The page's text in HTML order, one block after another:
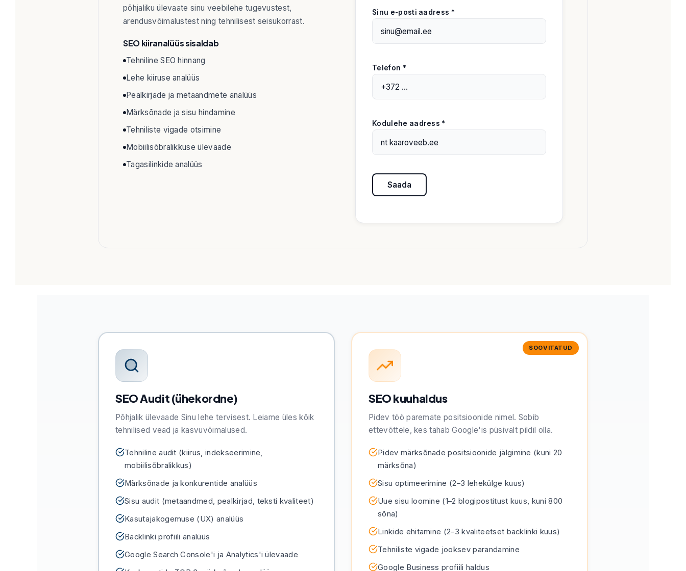
põhjaliku ülevaate sinu veebilehe tugevustest,
arendusvõimalustest ning tehnilisest seisukorrast.
SEO kiiranalüüs sisaldab
Tehniline SEO hinnang
Lehe kiiruse analüüs
Pealkirjade ja metaandmete analüüs
Märksõnade ja sisu hindamine
Tehniliste vigade otsimine
Mobiilisõbralikkuse ülevaade
Tagasilinkide analüüs
Sinu e-posti aadress *
Telefon *
Kodulehe aadress *
SEO Audit (ühekordne)
Põhjalik ülevaade Sinu lehe tervisest. Leiame üles kõik
tehnilised vead ja kasvuvõimalused.
Tehniline audit (kiirus, indekseerimine,
mobiilisõbralikkus)
Märksõnade ja konkurentide analüüs
Sisu audit (metaandmed, pealkirjad, teksti kvaliteet)
Kasutajakogemuse (UX) analüüs
Backlinki profiili analüüs
Google Search Console'i ja Analytics'i ülevaade
SOOVITATUD
SEO kuuhaldus
Pidev töö paremate positsioonide nimel. Sobib
ettevõttele, kes tahab Google'is püsivalt pildil olla.
Pidev märksõnade positsioonide jälgimine (kuni 20
märksõna)
Sisu optimeerimine (2–3 lehekülge kuus)
Uue sisu loomine (1–2 blogipostitust kuus, kuni 800
sõna)
Linkide ehitamine (2–3 kvaliteetset backlinki kuus)
Tehniliste vigade jooksev parandamine
Google Business profiili haldus